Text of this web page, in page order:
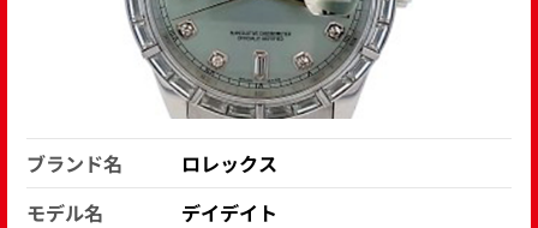
ブランド名
ロレックス
モデル名
デイデイト